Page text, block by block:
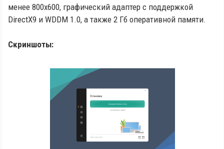
менее 800x600, графический адаптер с поддержкой
DirectX9 и WDDM 1.0, а также 2 Гб оперативной памяти.
Скриншоты: